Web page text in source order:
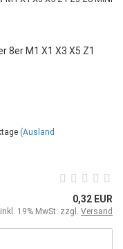
8er M1 X1 X3 X5 Z1
(Ausland
0,32 EUR
inkl. 19% MwSt. zzgl. Versand